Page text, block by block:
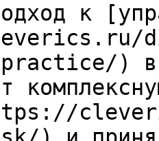
к
practice/) в